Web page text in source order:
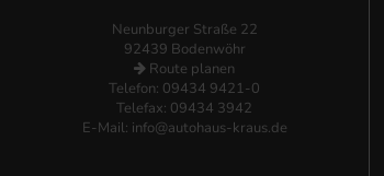
Neunburger Straße 22
92439 Bodenwöhr
Route planen
Telefon: 09434 9421-0
Telefax: 09434 3942
E-Mail: info@autohaus-kraus.de